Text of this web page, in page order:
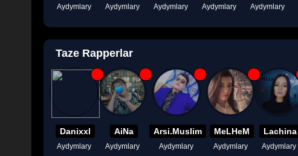
Aydymlary Aydymlary Aydymlary Aydymlary Aydymlary
Taze Rapperlar
Danixxl
Aydymlary
AiNa
Aydymlary
Arsi.Muslim
Aydymlary
MeLHeM
Aydymlary
Lachina
Aydymlary